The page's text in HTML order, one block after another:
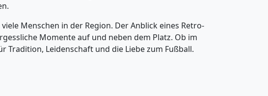
Menschen in der Region. Der Anblick eines Retro-
Momente auf und neben dem Platz. Ob im
Tradition, Leidenschaft und die Liebe zum Fußball.